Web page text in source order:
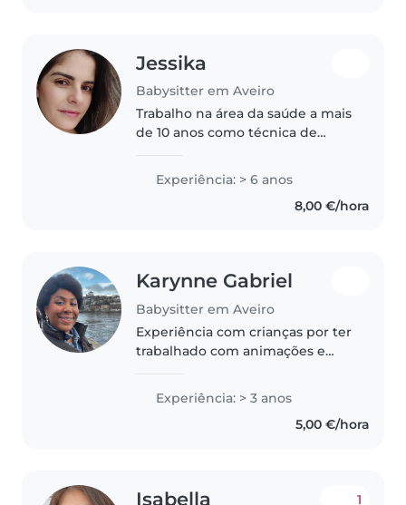
Jessika
Babysitter em Aveiro
Trabalho na área da saúde a mais
de 10 anos como técnica de
experiência com recém nascidos
e crianças até 10 anos. Também
tenho experiência de cuidar de..
Experiência: > 6 anos
8,00 €/hora
Karynne Gabriel
Babysitter em Aveiro
Experiência com crianças por ter
trabalhado com animações e
uma sobrinha que amo muito e
cuidei desde recém nascida.
Acostumada com crianças. Sou
Experiência: > 3 anos
5,00 €/hora
Isabella 1